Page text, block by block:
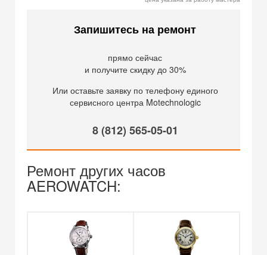
Запишитесь на ремонт
прямо сейчас
и получите скидку до 30%
Или оставьте заявку по телефону единого
сервисного центра Motechnologic
8 (812) 565-05-01
Ремонт других часов
AEROWATCH: